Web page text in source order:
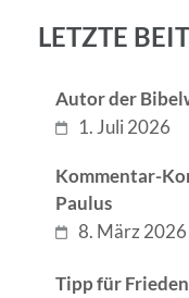
LETZTE
Autor der
1. Juli 2026
Kommentar-
Paulus
8. März 2026
Tipp für